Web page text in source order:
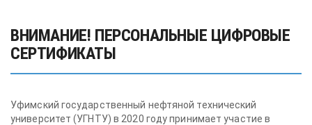
ВНИМАНИЕ! ПЕРСОНАЛЬНЫЕ ЦИФРОВЫЕ
СЕРТИФИКАТЫ
Уфимский государственный нефтяной технический
университет (УГНТУ) в 2020 году принимает участие в